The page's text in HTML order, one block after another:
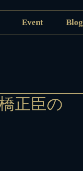
Event Blog
正臣の